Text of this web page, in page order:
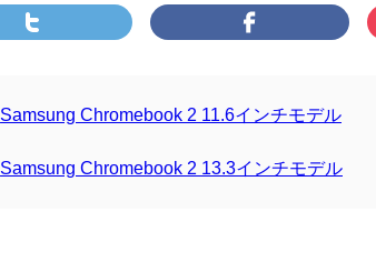
Samsung Chromebook 2 11.6インチモデル
Samsung Chromebook 2 13.3インチモデル